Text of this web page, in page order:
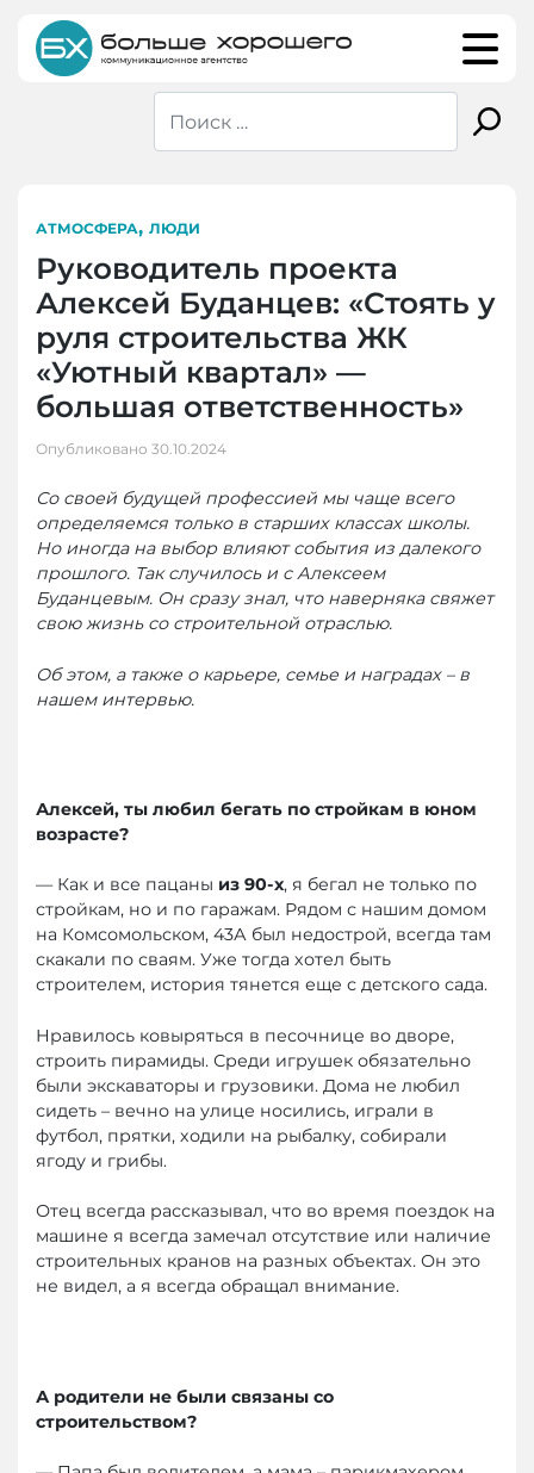
content
АТМОСФЕРА, ЛЮДИ
Руководитель проекта
Алексей Буданцев: «Стоять у
руля строительства ЖК
«Уютный квартал» —
большая ответственность»
Опубликовано 30.10.2024
Со своей будущей профессией мы чаще всего
определяемся только в старших классах школы.
Но иногда на выбор влияют события из далекого
прошлого. Так случилось и с Алексеем
Буданцевым. Он сразу знал, что наверняка свяжет
свою жизнь со строительной отраслью.
Об этом, а также о карьере, семье и наградах – в
нашем интервью.
Алексей, ты любил бегать по стройкам в юном
возрасте?
— Как и все пацаны из 90-х, я бегал не только по
стройкам, но и по гаражам. Рядом с нашим домом
на Комсомольском, 43А был недострой, всегда там
скакали по сваям. Уже тогда хотел быть
строителем, история тянется еще с детского сада.
Нравилось ковыряться в песочнице во дворе,
строить пирамиды. Среди игрушек обязательно
были экскаваторы и грузовики. Дома не любил
сидеть – вечно на улице носились, играли в
футбол, прятки, ходили на рыбалку, собирали
ягоду и грибы.
Отец всегда рассказывал, что во время поездок на
машине я всегда замечал отсутствие или наличие
строительных кранов на разных объектах. Он это
не видел, а я всегда обращал внимание.
А родители не были связаны со
строительством?